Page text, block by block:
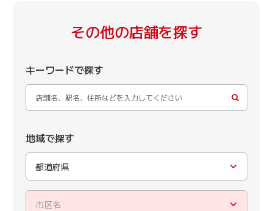
その他の店舗を探す
キーワードで探す
地域で探す
都道府県
市区名